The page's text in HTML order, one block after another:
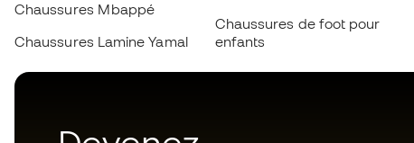
Chaussures Mbappé
Chaussures Lamine Yamal
Chaussures de foot pour
enfants